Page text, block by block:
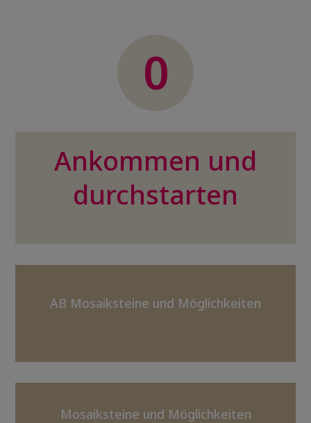
0
Ankommen und
durchstarten
AB Mosaiksteine und Möglichkeiten
Mosaiksteine und Möglichkeiten